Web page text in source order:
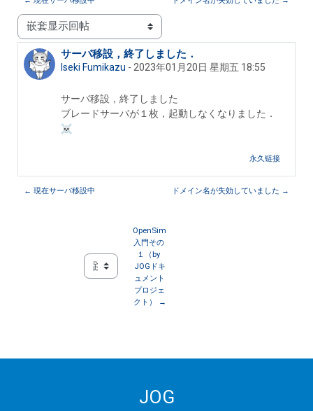
显示模式
サーバ移設，終了しました．
Iseki Fumikazu - 2023年01月20日 星期五 18:55
回帖数：0
サーバ移設，終了しました
ブレードサーバが１枚，起動しなくなりました．
永久链接
← 現在サーバ移設中 ドメイン名が失効していました →
跳至...
OpenSim
入門その
１（by
JOGドキ
ュメント
プロジェ
クト） →
JOG